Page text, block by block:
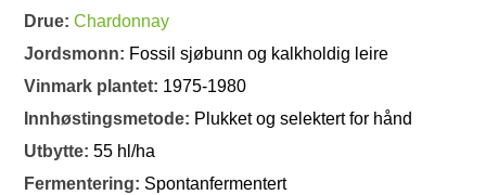
Drue:Chardonnay
Jordsmonn: Fossil sjøbunn og kalkholdig leire
Vinmark plantet: 1975-1980
Innhøstingsmetode: Plukket og selektert for hånd
Utbytte:55 hl/ha
Fermentering: Spontanfermentert